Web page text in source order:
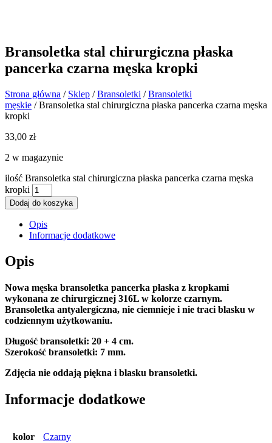
Bransoletka stal chirurgiczna płaska
pancerka czarna męska kropki
Strona główna / Sklep /Bransoletki /Bransoletki
męskie / Bransoletka stal chirurgiczna płaska pancerka czarna męska
kropki
33,00 zł
2 w magazynie
ilość Bransoletka stal chirurgiczna płaska pancerka czarna męska
kropki
Dodaj do koszyka
Opis
Informacje dodatkowe
Opis
Nowa męska bransoletka pancerka płaska z kropkami
wykonana ze chirurgicznej 316L w kolorze czarnym.
Bransoletka antyalergiczna, nie ciemnieje i nie traci blasku w
codziennym użytkowaniu.
Długość bransoletki: 20 + 4 cm.
Szerokość bransoletki: 7 mm.
Zdjęcia nie oddają piękna i blasku bransoletki.
Informacje dodatkowe
kolor Czarny